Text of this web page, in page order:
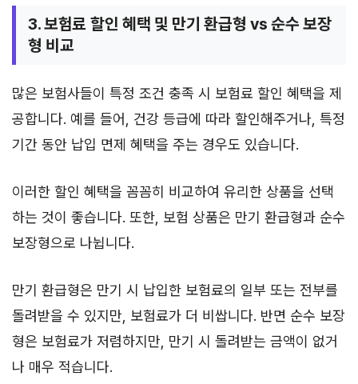
3. 보험료 할인 혜택 및 만기 환급형 vs 순수 보장
형 비교
많은 보험사들이 특정 조건 충족 시 보험료 할인 혜택을 제
공합니다. 예를 들어, 건강 등급에 따라 할인해주거나, 특정
기간 동안 납입 면제 혜택을 주는 경우도 있습니다.
이러한 할인 혜택을 꼼꼼히 비교하여 유리한 상품을 선택
하는 것이 좋습니다. 또한, 보험 상품은 만기 환급형과 순수
보장형으로 나뉩니다.
만기 환급형은 만기 시 납입한 보험료의 일부 또는 전부를
돌려받을 수 있지만, 보험료가 더 비쌉니다. 반면 순수 보장
형은 보험료가 저렴하지만, 만기 시 돌려받는 금액이 없거
나 매우 적습니다.